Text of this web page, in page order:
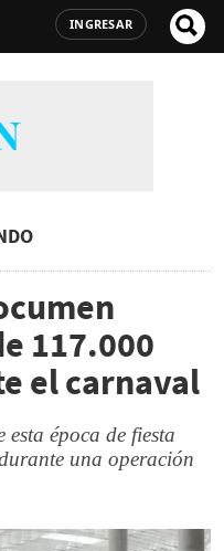
INGRESAR
117.000
el carnaval
época de fiesta
una operación